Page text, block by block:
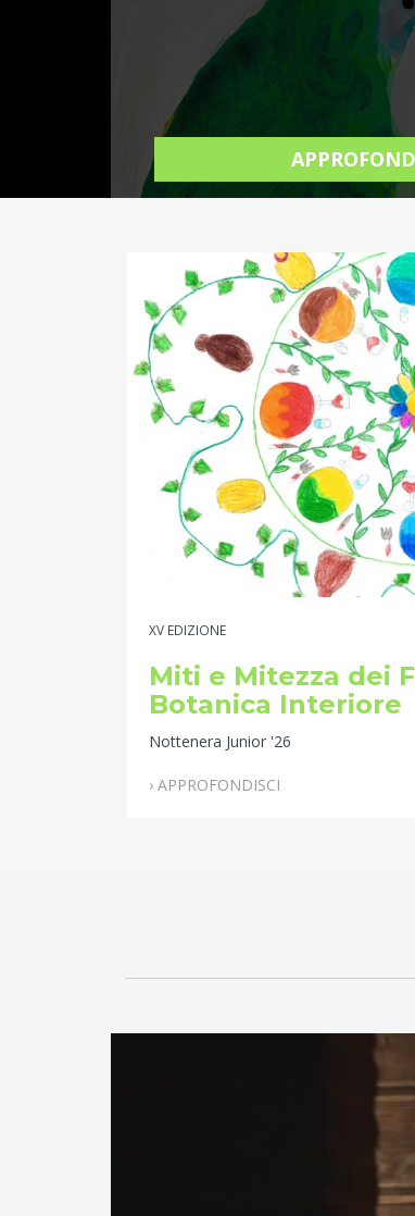
XV EDIZIONE
Miti e Mitezza dei
Botanica Interiore
Nottenera Junior '26
› APPROFONDISCI